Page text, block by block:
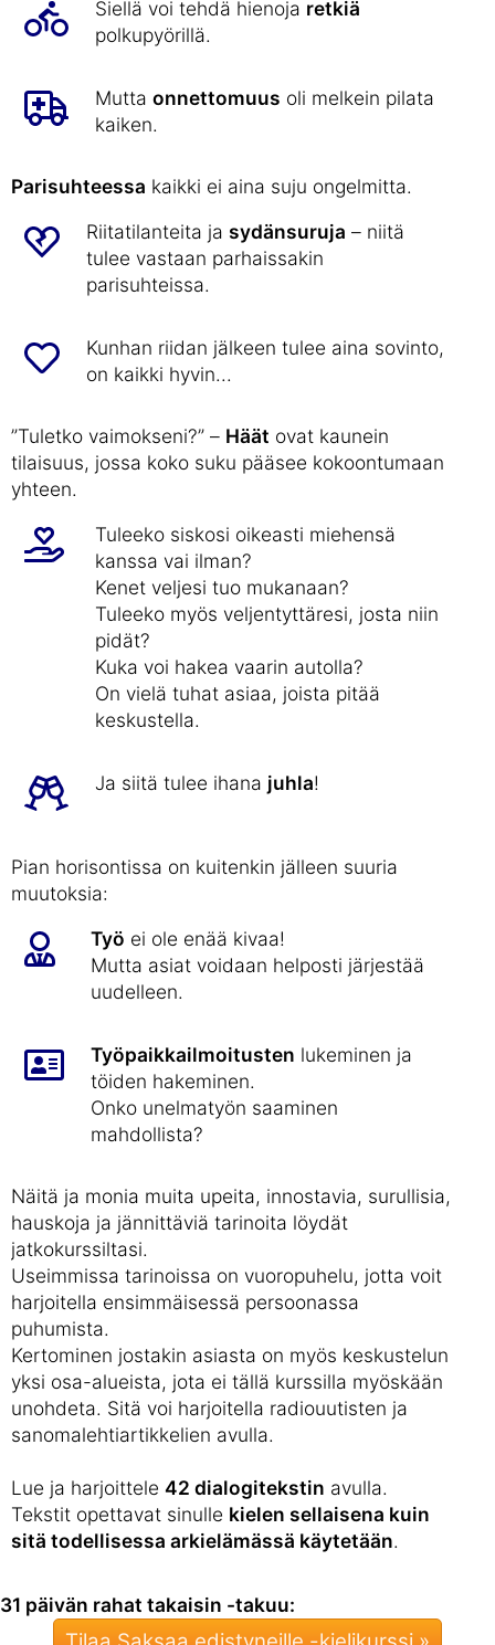
Siellä voi tehdä hienoja retkiä
polkupyörillä.
Mutta onnettomuus oli melkein pilata
kaiken.
Parisuhteessa kaikki ei aina suju ongelmitta.
Riitatilanteita ja sydänsuruja – niitä
tulee vastaan parhaissakin
parisuhteissa.
Kunhan riidan jälkeen tulee aina sovinto,
on kaikki hyvin...
”Tuletko vaimokseni?” – Häät ovat kaunein
tilaisuus, jossa koko suku pääsee kokoontumaan
yhteen.
Tuleeko siskosi oikeasti miehensä
kanssa vai ilman?
Kenet veljesi tuo mukanaan?
Tuleeko myös veljentyttäresi, josta niin
pidät?
Kuka voi hakea vaarin autolla?
On vielä tuhat asiaa, joista pitää
keskustella.
Ja siitä tulee ihana juhla!
Pian horisontissa on kuitenkin jälleen suuria
muutoksia:
Työ ei ole enää kivaa!
Mutta asiat voidaan helposti järjestää
uudelleen.
Työpaikkailmoitusten lukeminen ja
töiden hakeminen.
Onko unelmatyön saaminen
mahdollista?
Näitä ja monia muita upeita, innostavia, surullisia,
hauskoja ja jännittäviä tarinoita löydät
jatkokurssiltasi.
Useimmissa tarinoissa on vuoropuhelu, jotta voit
harjoitella ensimmäisessä persoonassa
puhumista.
Kertominen jostakin asiasta on myös keskustelun
yksi osa-alueista, jota ei tällä kurssilla myöskään
unohdeta. Sitä voi harjoitella radiouutisten ja
sanomalehtiartikkelien avulla.
Lue ja harjoittele 42 dialogitekstin avulla.
Tekstit opettavat sinulle kielen sellaisena kuin
sitä todellisessa arkielämässä käytetään.
31 päivän rahat takaisin -takuu: